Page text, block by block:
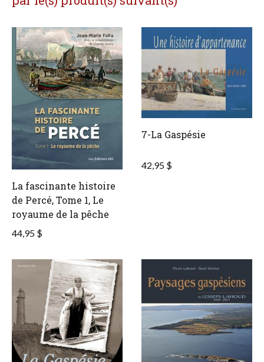
La fascinante histoire
de Percé, Tome 1, Le
royaume de la pêche
44,95 $
7-La Gaspésie
42,95 $